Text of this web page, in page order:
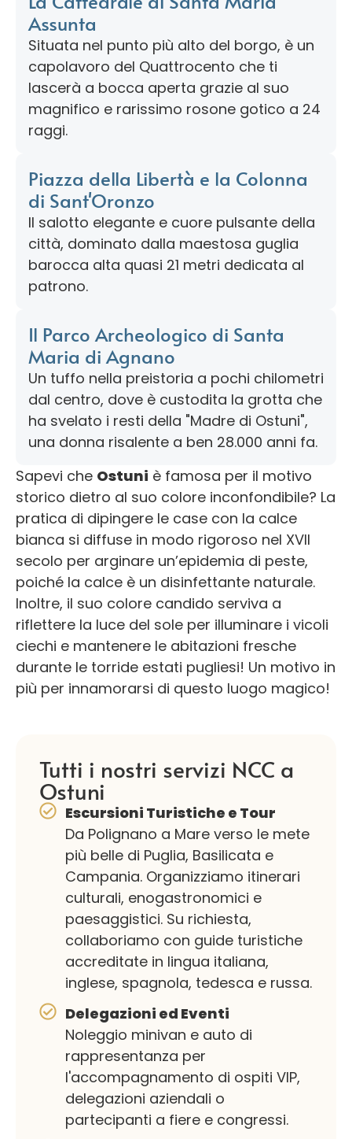
Assunta
Situata nel punto più alto del borgo, è un
capolavoro del Quattrocento che ti
lascerà a bocca aperta grazie al suo
magnifico e rarissimo rosone gotico a 24
raggi.
Piazza della Libertà e la Colonna
di Sant'Oronzo
Il salotto elegante e cuore pulsante della
città, dominato dalla maestosa guglia
barocca alta quasi 21 metri dedicata al
patrono.
Il Parco Archeologico di Santa
Maria di Agnano
Un tuffo nella preistoria a pochi chilometri
dal centro, dove è custodita la grotta che
ha svelato i resti della "Madre di Ostuni",
una donna risalente a ben 28.000 anni fa.
Sapevi che Ostuni è famosa per il motivo
storico dietro al suo colore inconfondibile? La
pratica di dipingere le case con la calce
bianca si diffuse in modo rigoroso nel XVII
secolo per arginare un’epidemia di peste,
poiché la calce è un disinfettante naturale.
Inoltre, il suo colore candido serviva a
riflettere la luce del sole per illuminare i vicoli
ciechi e mantenere le abitazioni fresche
durante le torride estati pugliesi! Un motivo in
più per innamorarsi di questo luogo magico!
Tutti i nostri servizi NCC a
Ostuni
Escursioni Turistiche e Tour
Da Polignano a Mare verso le mete
più belle di Puglia, Basilicata e
Campania. Organizziamo itinerari
culturali, enogastronomici e
paesaggistici. Su richiesta,
collaboriamo con guide turistiche
accreditate in lingua italiana,
inglese, spagnola, tedesca e russa.
Delegazioni ed Eventi
Noleggio minivan e auto di
rappresentanza per
l'accompagnamento di ospiti VIP,
delegazioni aziendali o
partecipanti a fiere e congressi.